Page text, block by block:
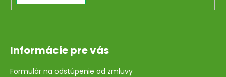
Informácie pre vás
Formulár na odstúpenie od zmluvy